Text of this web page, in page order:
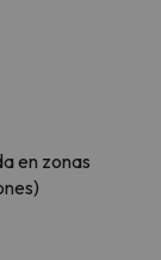
en zonas